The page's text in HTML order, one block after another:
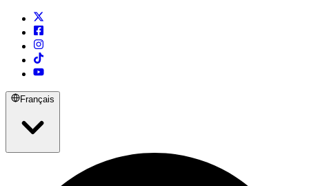
Français